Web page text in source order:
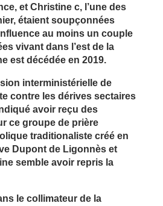
et Christine c, l’une des
étaient soupçonnées
au moins un couple
vivant dans l’est de la
est décédée en 2019.
interministérielle de
contre les dérives sectaires
avoir reçu des
ce groupe de prière
traditionaliste créé en
Dupont de Ligonnès et
semble avoir repris la
le collimateur de la